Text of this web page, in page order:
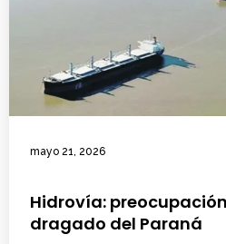
mayo 21, 2026
Hidrovía:
dragado del Paraná